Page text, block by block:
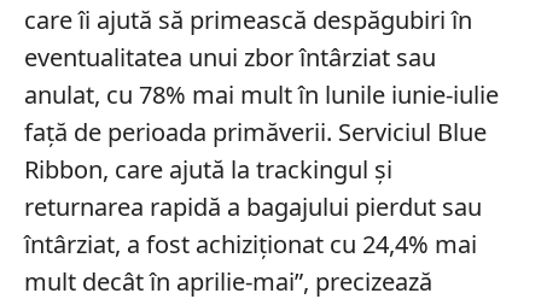
care îi ajută să primească despăgubiri în
eventualitatea unui zbor întârziat sau
anulat, cu 78% mai mult în lunile iunie-iulie
faţă de perioada primăverii. Serviciul Blue
Ribbon, care ajută la trackingul şi
returnarea rapidă a bagajului pierdut sau
întârziat, a fost achiziţionat cu 24,4% mai
mult decât în aprilie-mai”, precizează